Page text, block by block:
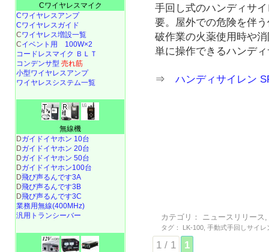
手回し式のハンディサ
要。屋外での危険を伴
破作業の火薬使用時や
単に操作できるハンデ
⇒ハンディサイレン
カテゴリ： ニュースリリース
タグ： LK-100 ,手動式手回しサイレ
1 / 1 1
Cワイヤレスマイク
Cワイヤレスアンプ
Cワイヤレスガイド
Cワイヤレス増設一覧
Cイベント用 100W×2
コードレスマイク ＢＬＴ
コンデンサ型 売れ筋
小型ワイヤレスアンプ
ワイヤレスシステム一覧
無線機
Dガイドイヤホン 10台
Dガイドイヤホン 20台
Dガイドイヤホン 50台
Dガイドイヤホン100台
D飛び声るんです3A
D飛び声るんです3B
D飛び声るんです3C
業務用無線(400MHz)
汎用トランシーバー